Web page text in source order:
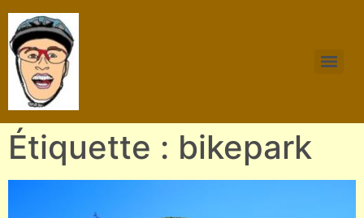
Étiquette : bikepark